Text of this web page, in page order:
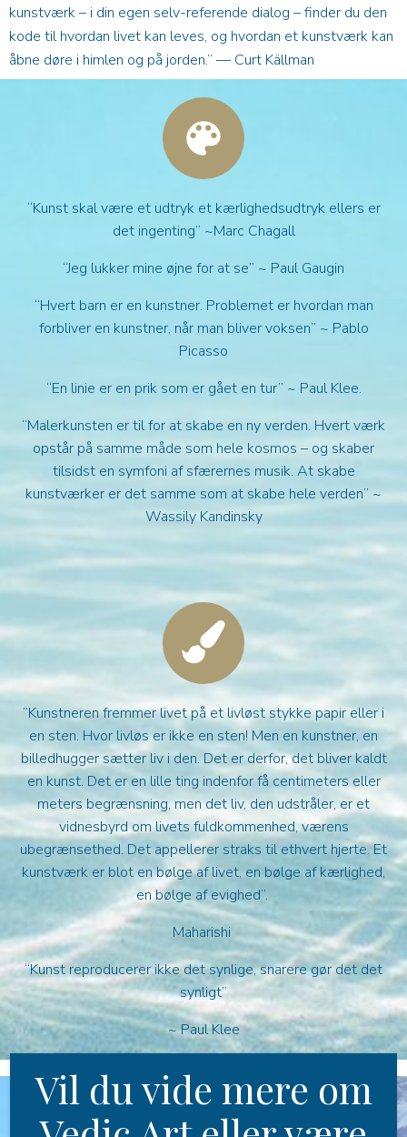
kunstværk – i din egen selv-referende dialog – finder du den
kode til hvordan livet kan leves, og hvordan et kunstværk kan
åbne døre i himlen og på jorden.” — Curt Källman
“Kunst skal være et udtryk et kærlighedsudtryk ellers er
det ingenting” ~Marc Chagall
“Jeg lukker mine øjne for at se” ~ Paul Gaugin
“Hvert barn er en kunstner. Problemet er hvordan man
forbliver en kunstner, når man bliver voksen” ~ Pablo
Picasso
“En linie er en prik som er gået en tur” ~ Paul Klee.
“Malerkunsten er til for at skabe en ny verden. Hvert værk
opstår på samme måde som hele kosmos – og skaber
tilsidst en symfoni af sfærernes musik. At skabe
kunstværker er det samme som at skabe hele verden” ~
Wassily Kandinsky
”Kunstneren fremmer livet på et livløst stykke papir eller i
en sten. Hvor livløs er ikke en sten! Men en kunstner, en
billedhugger sætter liv i den. Det er derfor, det bliver kaldt
en kunst. Det er en lille ting indenfor få centimeters eller
meters begrænsning, men det liv, den udstråler, er et
vidnesbyrd om livets fuldkommenhed, værens
ubegrænsethed. Det appellerer straks til ethvert hjerte. Et
kunstværk er blot en bølge af livet, en bølge af kærlighed,
en bølge af evighed”.
Maharishi
“Kunst reproducerer ikke det synlige, snarere gør det det
synligt”
~ Paul Klee
Vil du vide mere om